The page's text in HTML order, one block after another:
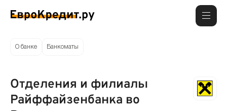
О банке Банкоматы
Отделения и филиалы
Райффайзенбанка во